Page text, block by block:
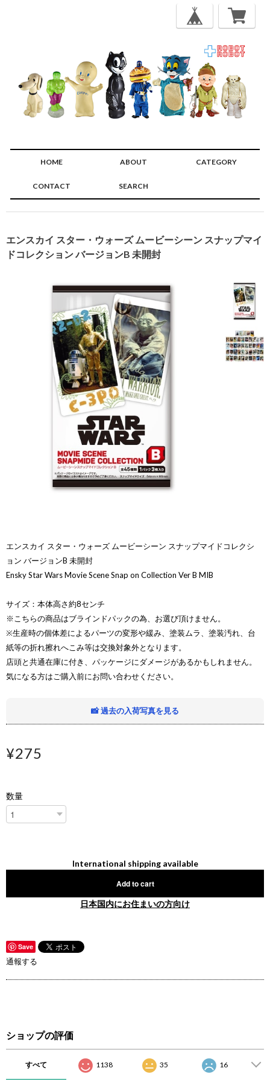
HOME ABOUT CATEGORY
CONTACT SEARCH
エンスカイ スター・ウォーズ ムービーシーン スナップマイ
ドコレクション バージョンB 未開封
エンスカイ スター・ウォーズ ムービーシーン スナップマイドコレクシ
ョン バージョンB 未開封
Ensky Star Wars Movie Scene Snap on Collection Ver B MIB
サイズ：本体高さ約8センチ
※こちらの商品はブラインドパックの為、お選び頂けません。
※生産時の個体差によるパーツの変形や緩み、塗装ムラ、塗装汚れ、台
紙等の折れ擦れへこみ等は交換対象外となります。
店頭と共通在庫に付き、パッケージにダメージがあるかもしれません。
気になる方はご購入前にお問い合わせください。
📸 過去の入荷写真を見る
¥275
数量
International shipping available
Add to cart
日本国内にお住まいの方向け
Save
通報する
ショップの評価
すべて 1138 35 16